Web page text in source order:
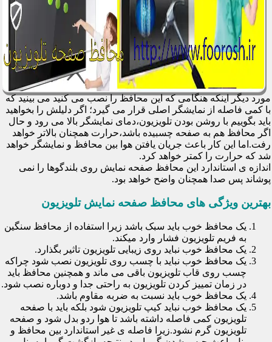
مورد دیگر اینکه هنگامی که این محافظ را نصب می کنید می بینید که
با کمی فاصله از نمایشگر اصلی قرار می گیرد؛ اگر دلیلش را بخواهید
باید بگوییم با روشن بودن تلویزیون،دمای نمایشگر بالا می رود و حال
اگر محافظ هم به صفحه چسبیده باشد،حرارت همچنان بالاتر خواهد
رفت.اما این کار باعث جریان یافتن هوا بین محافظ و نمایشگر خواهد
شد که حرارت را کمتر خواهد کرد.
اندازه ی استاندارد این محافظ صفحه نمایش روی بلندگوها را نمی
پوشاند پس صدا همچنان واضح خواهد بود.
بهترین ویژگی های محافظ صفحه نمایش تلویزیون
یک محافظ خوب باید سبک باشد زیرا استفاده از محافظ سنگین
به فریم تلویزیون فشار وارد میکند.
یک محافظ خوب نباید روی زیبایی تلویزیون تاثیر بگذارد.
یک محافظ خوب نباید با چسب روی تلویزیون نصب شود چراکه
چسب روی قاب تلویزیون باقی می ماند و همچنین محافظ باید
در زمان تمییز کردن تلویزیون به راحتی جدا و دوباره نصب شود.
یک محافظ خوب باید نسبت به ضربه مقاوم باشد.
یک محافظ خوب نباید کیپ تلویزیون شود بلکه باید با صفحه
تلویزیون کمی فاصله داشته باشد تا هوا ردو بدل شود و صفحه
تلویزیون گرم نشود.زیرا فاصله ی غیر استاندارد بین محافظ و